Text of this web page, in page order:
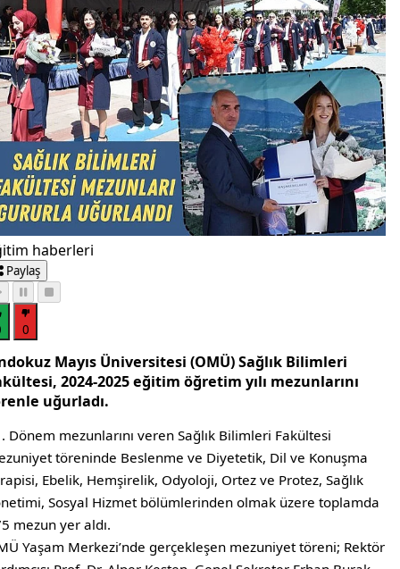
haberleri
Paylaş
0
Mayıs Üniversitesi (OMÜ) Sağlık Bilimleri
2024-2025 eğitim öğretim yılı mezunlarını
uğurladı.
Dönem mezunlarını veren Sağlık Bilimleri Fakültesi
töreninde Beslenme ve Diyetetik, Dil ve Konuşma
Ebelik, Hemşirelik, Odyoloji, Ortez ve Protez, Sağlık
Sosyal Hizmet bölümlerinden olmak üzere toplamda
mezun yer aldı.
Yaşam Merkezi’nde gerçekleşen mezuniyet töreni; Rektör